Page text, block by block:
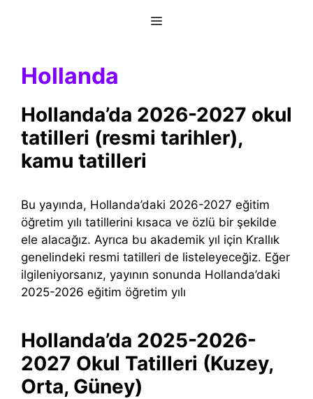
Menu
Hollanda
Hollanda’da 2026-2027 okul
tatilleri (resmi tarihler),
kamu tatilleri
Bu yayında, Hollanda’daki 2026-2027 eğitim
öğretim yılı tatillerini kısaca ve özlü bir şekilde
ele alacağız. Ayrıca bu akademik yıl için Krallık
genelindeki resmi tatilleri de listeleyeceğiz. Eğer
ilgileniyorsanız, yayının sonunda Hollanda’daki
2025-2026 eğitim öğretim yılı
Hollanda’da 2025-2026-
2027 Okul Tatilleri (Kuzey,
Orta, Güney)